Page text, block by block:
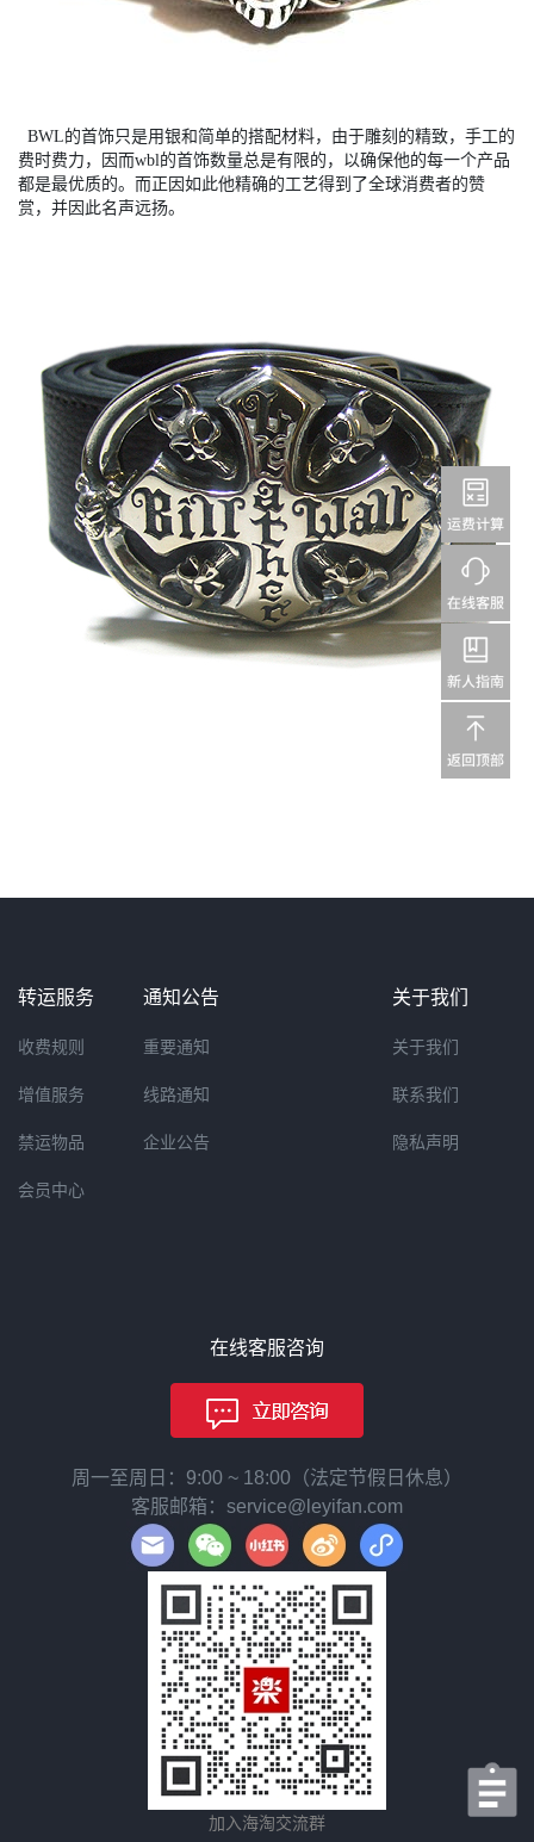
BWL的首饰只是用银和简单的搭配材料，由于雕刻的精致，手工的
费时费力，因而wbl的首饰数量总是有限的，以确保他的每一个产品
都是最优质的。而正因如此他精确的工艺得到了全球消费者的赞
赏，并因此名声远扬。
转运服务
收费规则
增值服务
禁运物品
会员中心
通知公告
重要通知
线路通知
企业公告
关于我们
关于我们
联系我们
隐私声明
在线客服咨询
周一至周日：9:00 ~ 18:00（法定节假日休息）
客服邮箱：service@leyifan.com
加入海淘交流群